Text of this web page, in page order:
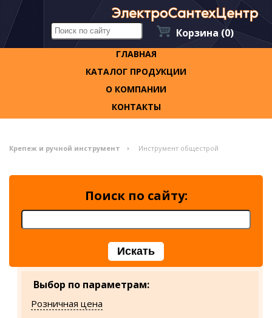
Корзина (0)
ГЛАВНАЯ
КАТАЛОГ ПРОДУКЦИИ
О КОМПАНИИ
КОНТАКТЫ
Крепеж и ручной инструмент Инструмент общестрой
Поиск по сайту:
Выбор по параметрам:
Розничная цена